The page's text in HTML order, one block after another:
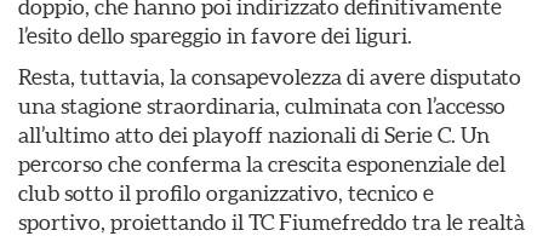
doppio, che hanno poi indirizzato definitivamente
l’esito dello spareggio in favore dei liguri.
Resta, tuttavia, la consapevolezza di avere disputato
una stagione straordinaria, culminata con l’accesso
all’ultimo atto dei playoff nazionali di Serie C. Un
percorso che conferma la crescita esponenziale del
club sotto il profilo organizzativo, tecnico e
sportivo, proiettando il TC Fiumefreddo tra le realtà